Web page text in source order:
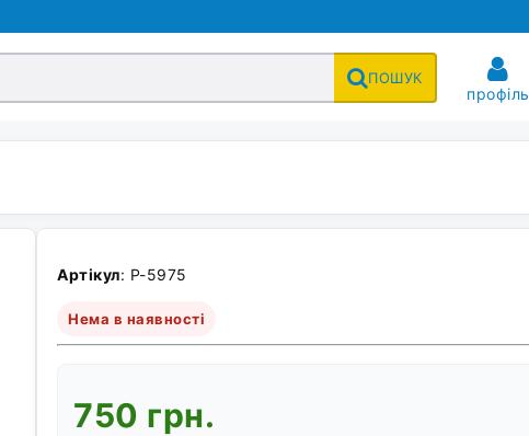
ПОШУК
профіль
Артікул: P-5975
Нема в наявності
750 грн.